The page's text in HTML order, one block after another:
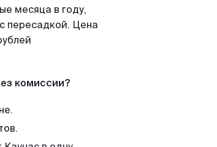
месяца в году,
пересадкой. Цена
комиссии?